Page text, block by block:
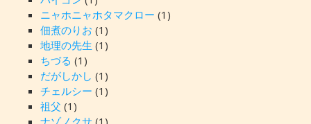
ニャホニャホタマクロー (1)
佃煮のりお (1)
地理の先生 (1)
ちづる (1)
だがしかし (1)
チェルシー (1)
祖父 (1)
ナゾノクサ (1)